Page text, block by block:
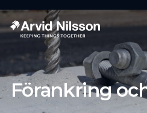
Förankring